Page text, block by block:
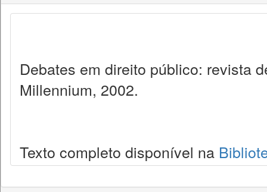
Debates em direito público: revista
Millennium, 2002.
Texto completo disponível na